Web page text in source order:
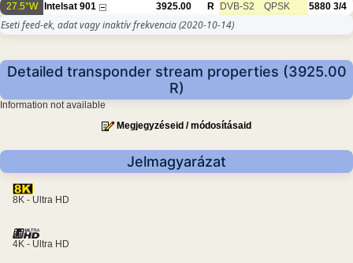
27.5°W Intelsat 901 3925.00 R DVB-S2 QPSK 5880 3/4
Eseti feed-ek, adat vagy inaktív frekvencia(2020-10-14)
Detailed transponder stream properties (3925.00
R)
Information not available
Megjegyzéseid / módosításaid
Jelmagyarázat
8K - Ultra HD
4K - Ultra HD